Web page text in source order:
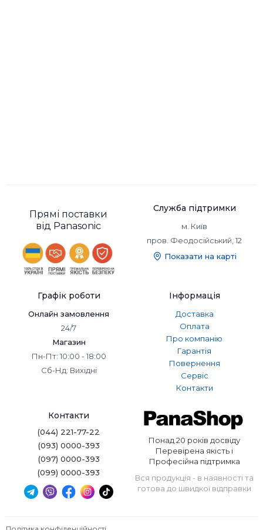
Прямі поставки
від Panasonic
Служба підтримки
м. Київ
пров. Феодосійський, 12
Показати на карті
Графік роботи
Онлайн замовлення
24/7
Магазин
Пн-Пт: 10:00 - 18:00
Сб-Нд: Вихідні
Інформація
Доставка
Оплата
Про компанію
Гарантія
Повернення
Сервіс
Контакти
Контакти
(044) 221-77-22
(093) 0000-393
(097) 0000-393
(099) 0000-393
Понад 20 років досвіду
Перевірена якість і
Професійна підтримка
Вся продукція - в наявності та
готова до швидкої відправки